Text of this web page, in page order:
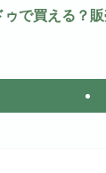
で買える？販